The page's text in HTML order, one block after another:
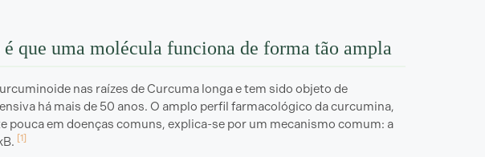
que uma molécula funciona de forma tão ampla
nas raízes de Curcuma longa e tem sido objeto de
há mais de 50 anos. O amplo perfil farmacológico da curcumina,
pouca em doenças comuns, explica-se por um mecanismo comum: a
[1]